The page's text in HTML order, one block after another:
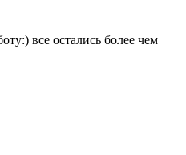
все остались более чем